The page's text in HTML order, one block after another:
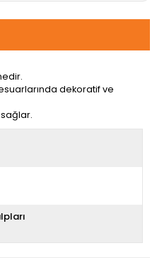
dekoratif ve